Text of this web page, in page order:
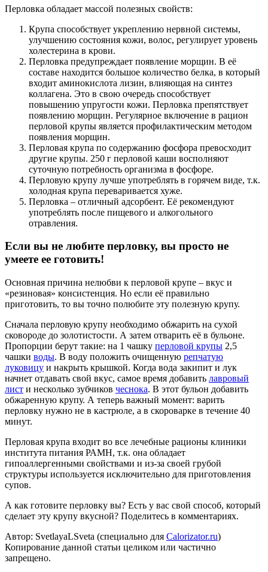
Перловка обладает массой полезных свойств:
Крупа способствует укреплению нервной системы,
улучшению состояния кожи, волос, регулирует уровень
холестерина в крови.
Перловка предупреждает появление морщин. В её
составе находится большое количество белка, в который
входит аминокислота лизин, влияющая на синтез
коллагена. Это в свою очередь способствует
повышению упругости кожи. Перловка препятствует
появлению морщин. Регулярное включение в рацион
перловой крупы является профилактическим методом
появления морщин.
Перловая крупа по содержанию фосфора превосходит
другие крупы. 250 г перловой каши восполняют
суточную потребность организма в фосфоре.
Перловую крупу лучше употреблять в горячем виде, т.к.
холодная крупа переваривается хуже.
Перловка – отличный адсорбент. Её рекомендуют
употреблять после пищевого и алкогольного
отравления.
Если вы не любите перловку, вы просто не
умеете ее готовить!
Основная причина нелюбви к перловой крупе – вкус и
«резиновая» консистенция. Но если её правильно
приготовить, то вы точно полюбите эту полезную крупу.
Сначала перловую крупу необходимо обжарить на сухой
сковороде до золотистости. А затем отварить её в бульоне.
Пропорции берут такие: на 1 чашку перловой крупы 2,5
чашки воды. В воду положить очищенную репчатую
луковицу и накрыть крышкой. Когда вода закипит и лук
начнет отдавать свой вкус, самое время добавить лавровый
лист и несколько зубчиков чеснока. В этот бульон добавить
обжаренную крупу. А теперь важный момент: варить
перловку нужно не в кастрюле, а в скороварке в течение 40
минут.
Перловая крупа входит во все лечебные рационы клиники
института питания РАМН, т.к. она обладает
гипоаллергенными свойствами и из-за своей грубой
структуры используется исключительно для приготовления
супов.
А как готовите перловку вы? Есть у вас свой способ, который
сделает эту крупу вкусной? Поделитесь в комментариях.
Автор: SvetlayaLSveta (специально для Calorizator.ru)
Копирование данной статьи целиком или частично
запрещено.